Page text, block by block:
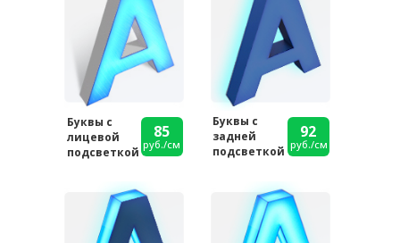
Буквы с
лицевой
подсветкой
руб./см
85
Буквы с
задней
подсветкой руб./см
92